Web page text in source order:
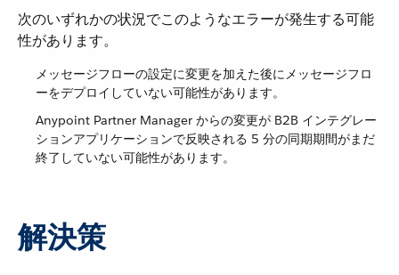
次のいずれかの状況でこのようなエラーが発生する可能
性があります。
メッセージフローの設定に変更を加えた後にメッセージフロ
ーをデプロイしていない可能性があります。
Anypoint Partner Manager からの変更が B2B インテグレー
ションアプリケーションで反映される 5 分の同期期間がまだ
終了していない可能性があります。
解決策